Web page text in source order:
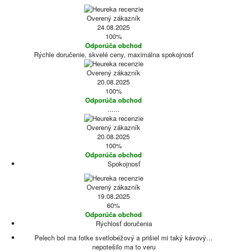
Overený zákazník
24.08.2025
100%
Odporúča obchod
Rýchle doručenie, skvelé ceny, maximálna spokojnosť
Overený zákazník
20.08.2025
100%
Odporúča obchod
......
Overený zákazník
20.08.2025
100%
Odporúča obchod
Spokojnosť
Overený zákazník
19.08.2025
60%
Odporúča obchod
Rýchlosť doručenia
Pelech bol ma fotke svetlobéžový a prišiel mi taký kávový…
nepotešilo ma to veru